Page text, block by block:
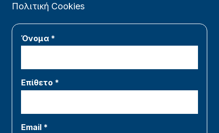
Πολιτική Cookies
Όνομα *
Επίθετο *
Email *